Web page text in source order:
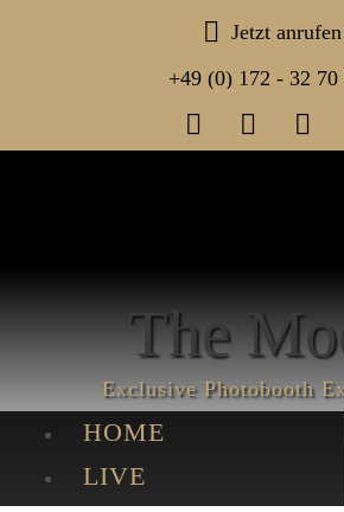
Jetzt
+49 (0) 172 - 32 70
The
Exclusive Photo­booth
HOME
LIVE